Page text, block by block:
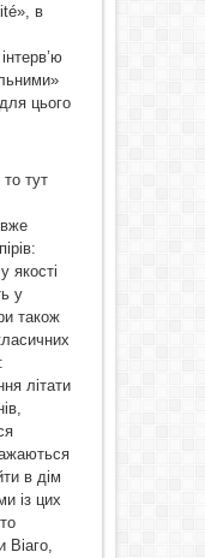
в
цього
тут
якості
у
також
літати
в дім
із цих
Віаго,